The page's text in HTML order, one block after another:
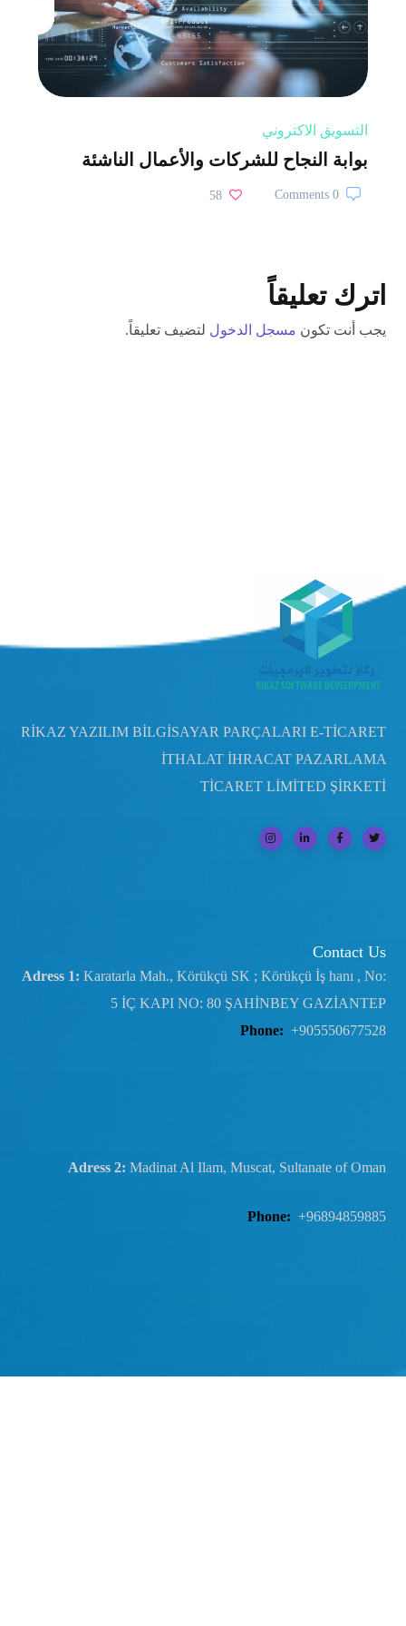
التسويق الاكتروني
بوابة النجاح للشركات والأعمال الناشئة
58 0 Comments
اترك تعليقاً
يجب أنت تكون مسجل الدخول لتضيف تعليقاً.
RİKAZ YAZILIM BİLGİSAYAR PARÇALARI E-TİCARET
İTHALAT İHRACAT PAZARLAMA
TİCARET LİMİTED ŞİRKETİ
Contact Us
Adress 1: Karatarla Mah., Körükçü SK ; Körükçü İş hanı , No:
5 İÇ KAPI NO: 80 ŞAHİNBEY GAZİANTEP
Phone: +905550677528
Adress 2: Madinat Al Ilam, Muscat, Sultanate of Oman
Phone: +96894859885